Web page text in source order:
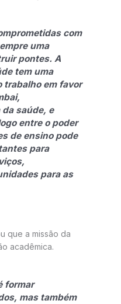
com
uma
pontes. A
tem uma
trabalho em favor
saúde, e
entre o poder
de ensino pode
para
para as
que a missão da
acadêmica.
formar
mas também